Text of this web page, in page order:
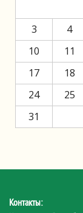
3
4
10
11
17
18
24
25
31
Контакты: